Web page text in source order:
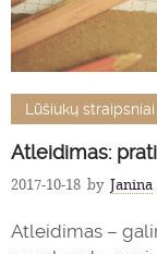
Lūšiukų straipsniai
Atleidimas:
2017-10-18 by Janina
Atleidimas –